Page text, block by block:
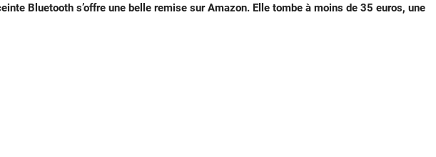
Bluetooth s’offre une belle remise sur Amazon. Elle tombe à moins de 35 euros, une